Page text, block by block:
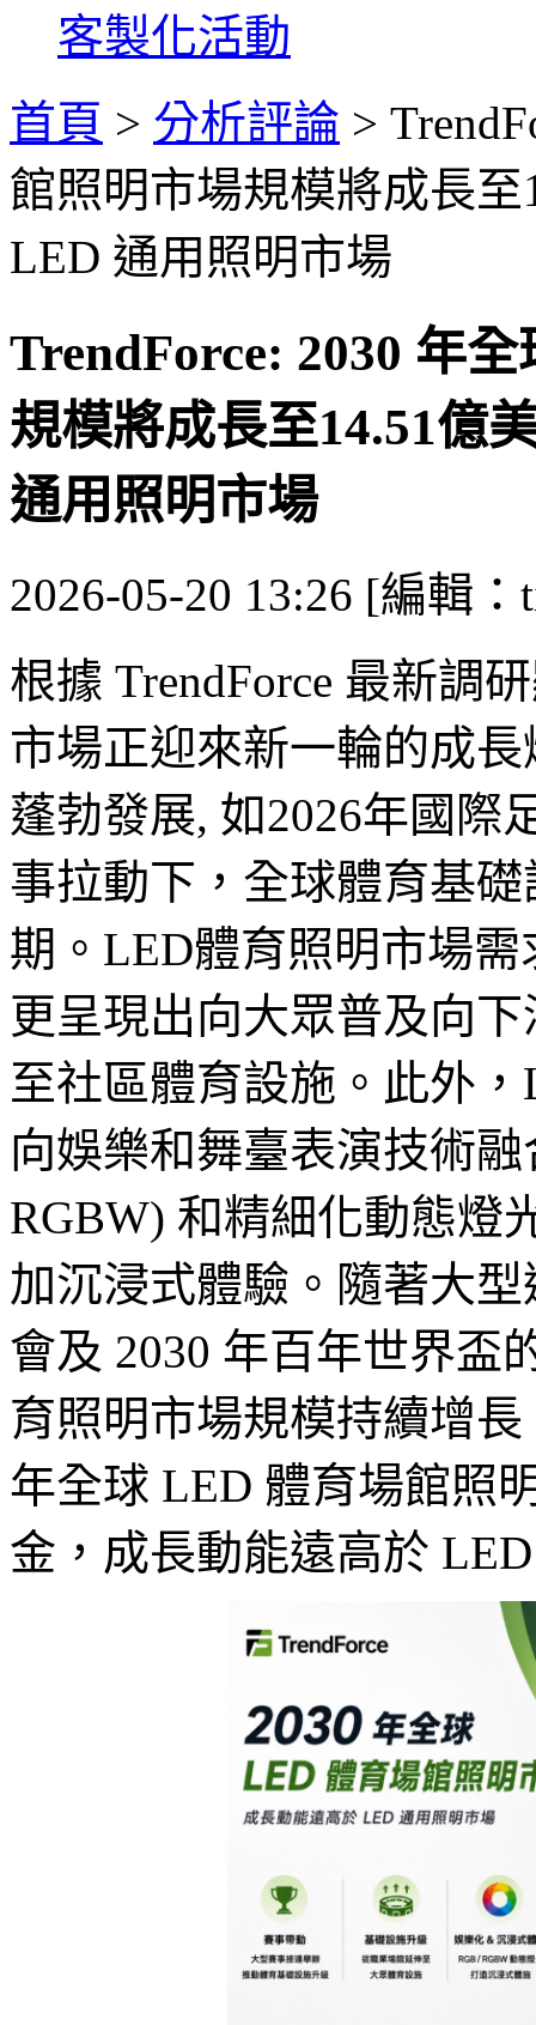
客製化活動
首頁 > 分析評論 >
館照明市場規模將成長
LED 通用照明市場
TrendForce: 2030 年
規模將成長至14.51億
通用照明市場
2026-05-20 13:26 [編輯：
根據 TrendForce 最新調
市場正迎來新一輪的成
蓬勃發展, 如2026年國際
事拉動下，全球體育基
期。LED體育照明市場
更呈現出向大眾普及向
至社區體育設施。此外
向娛樂和舞臺表演技術
RGBW) 和精細化動態燈
加沉浸式體驗。隨著大
會及 2030 年百年世界盃
育照明市場規模持續增長
年全球 LED 體育場館照
金，成長動能遠高於